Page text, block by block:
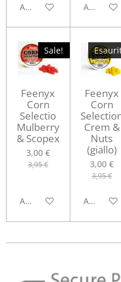
Aggiungi al carrelloAggiungi
Sale!
Feenyx
Corn
Selectio
Mulberry
& Scopex
3,00 €
3,95 €
Aggiungi al carrello
Feenyx
Corn
Crem &
Nuts
(giallo)
3,00 €
3,95 €
Avvisami